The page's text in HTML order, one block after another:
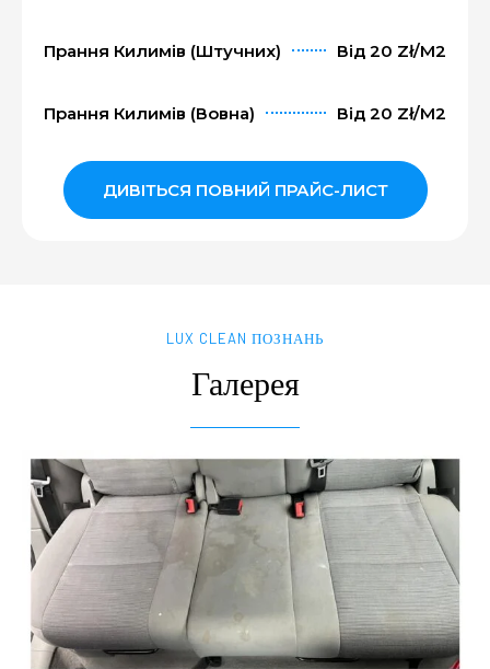
Прання Килимів (штучних) Від 20 Zł/m2
Прання Килимів (вовна) Від 20 Zł/m2
ДИВІТЬСЯ ПОВНИЙ ПРАЙС-ЛИСТ
LUX CLEAN ПОЗНАНЬ
Галерея